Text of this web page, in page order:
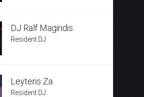
DJ Ralf Magiridis
Resident DJ
Leyteris Za
Resident DJ